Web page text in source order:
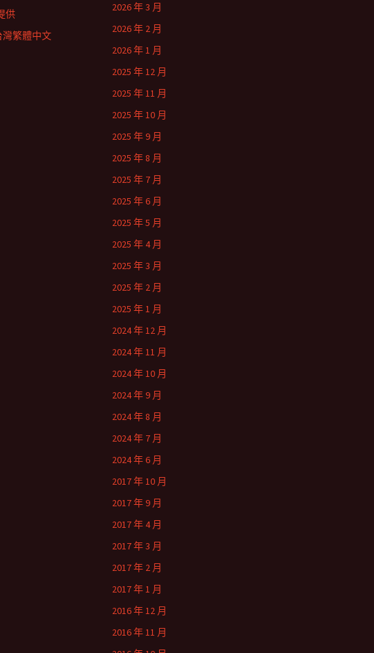
2026 年 3 月
2026 年 2 月
2026 年 1 月
2025 年 12 月
2025 年 11 月
2025 年 10 月
2025 年 9 月
2025 年 8 月
2025 年 7 月
2025 年 6 月
2025 年 5 月
2025 年 4 月
2025 年 3 月
2025 年 2 月
2025 年 1 月
2024 年 12 月
2024 年 11 月
2024 年 10 月
2024 年 9 月
2024 年 8 月
2024 年 7 月
2024 年 6 月
2017 年 10 月
2017 年 9 月
2017 年 4 月
2017 年 3 月
2017 年 2 月
2017 年 1 月
2016 年 12 月
2016 年 11 月
供
灣繁體中文